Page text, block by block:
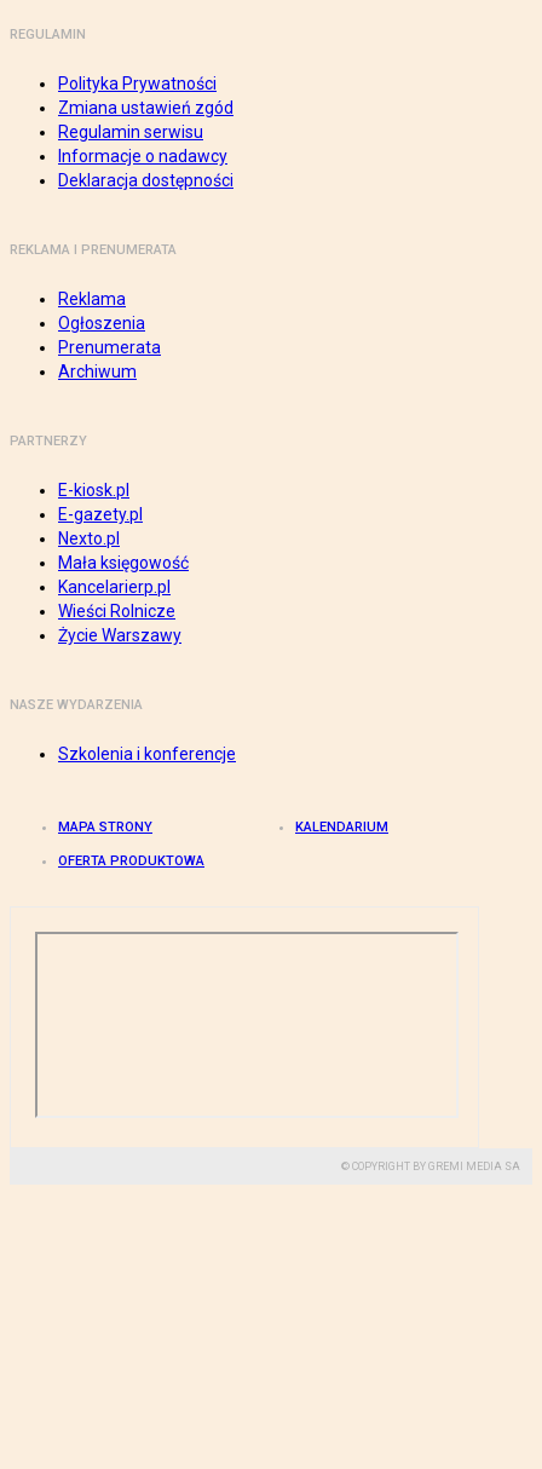
REGULAMIN
Polityka Prywatności
Zmiana ustawień zgód
Regulamin serwisu
Informacje o nadawcy
Deklaracja dostępności
REKLAMA I PRENUMERATA
Reklama
Ogłoszenia
Prenumerata
Archiwum
PARTNERZY
E-kiosk.pl
E-gazety.pl
Nexto.pl
Mała księgowość
Kancelarierp.pl
Wieści Rolnicze
Życie Warszawy
NASZE WYDARZENIA
Szkolenia i konferencje
MAPA STRONY KALENDARIUM
OFERTA PRODUKTOWA
© COPYRIGHT BY GREMI MEDIA SA